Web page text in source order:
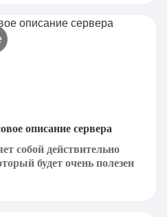
описание сервера
собой действительно
будет очень полезен